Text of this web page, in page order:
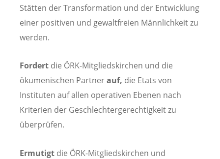
Stätten der Transformation und der Entwicklung
einer positiven und gewaltfreien Männlichkeit zu
werden.
Fordert die ÖRK-Mitgliedskirchen und die
ökumenischen Partnerauf, die Etats von
Instituten auf allen operativen Ebenen nach
Kriterien der Geschlechtergerechtigkeit zu
überprüfen.
Ermutigt die ÖRK-Mitgliedskirchen und